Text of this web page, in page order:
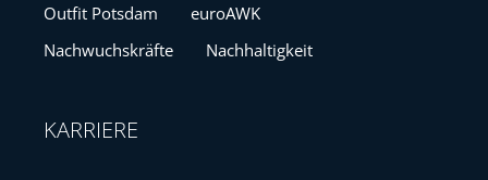
Outfit Potsdam
euroAWK
Nachwuchskräfte
Nachhaltigkeit
KARRIERE